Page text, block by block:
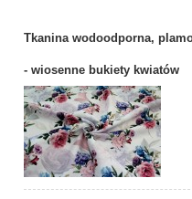
Tkanina wodoodporna,
- wiosenne bukiety kwiatów